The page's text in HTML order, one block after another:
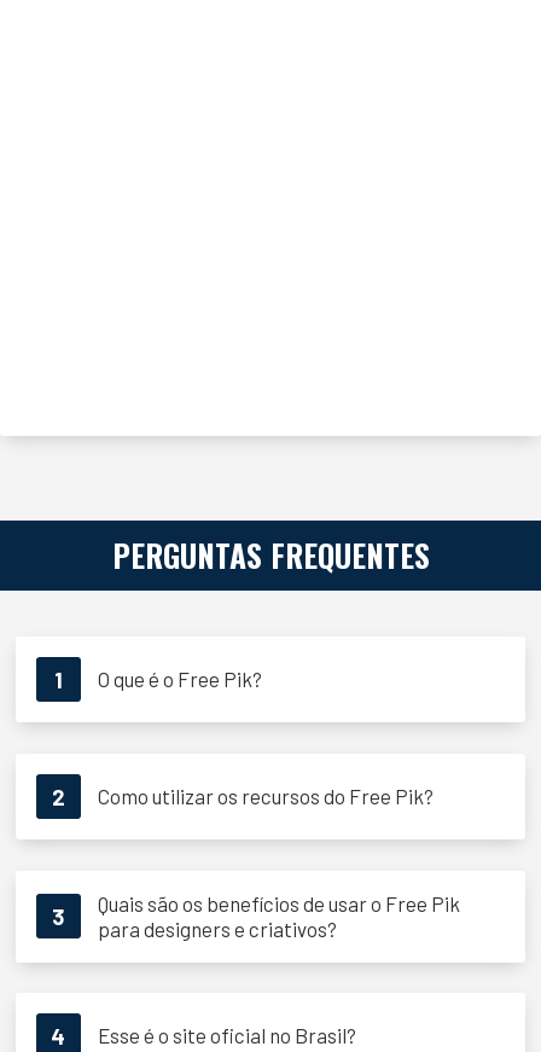
PERGUNTAS FREQUENTES
1 O que é o Free Pik?
2 Como utilizar os recursos do Free Pik?
3
Quais são os benefícios de usar o Free Pik
para designers e criativos?
4 Esse é o site oficial no Brasil?